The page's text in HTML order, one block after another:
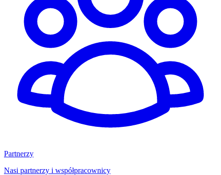
Partnerzy
Nasi partnerzy i współpracownicy